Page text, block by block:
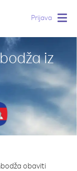
Prijava
iz
obaviti